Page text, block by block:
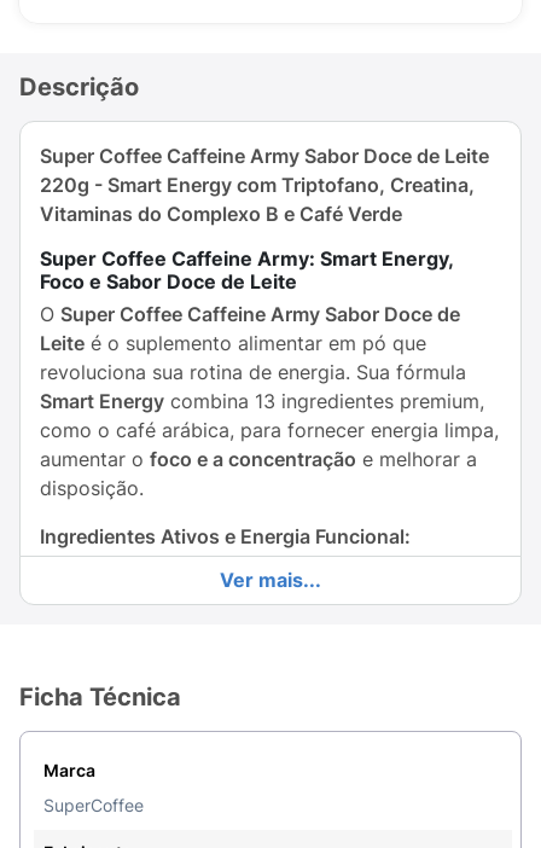
Descrição
Super Coffee Caffeine Army Sabor Doce de Leite
220g - Smart Energy com Triptofano, Creatina,
Vitaminas do Complexo B e Café Verde
Super Coffee Caffeine Army: Smart Energy,
Foco e Sabor Doce de Leite
O Super Coffee Caffeine Army Sabor Doce de
Leite é o suplemento alimentar em pó que
revoluciona sua rotina de energia. Sua fórmula
Smart Energy combina 13 ingredientes premium,
como o café arábica, para fornecer energia limpa,
aumentar o foco e a concentração e melhorar a
disposição.
Ingredientes Ativos e Energia Funcional:
Complexo de Ingredientes:Contém Café
prolongados.
umboost
clareza mental (
Ver mais...
Ficha Técnica
Marca
SuperCoffee